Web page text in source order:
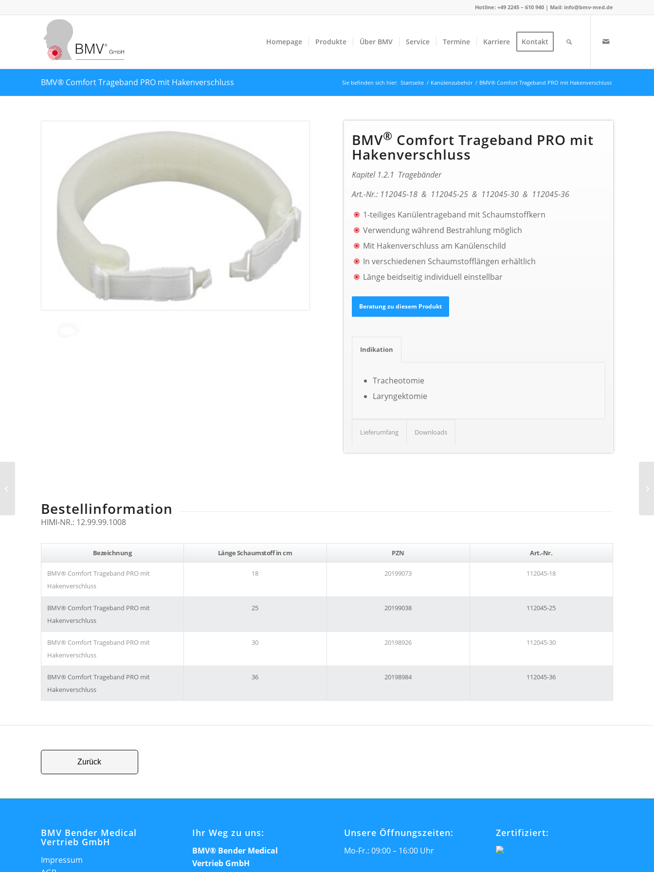
Hotline: +49 2245 – 610 940 | Mail: info@bmv-med.de
Homepage Produkte Über BMV Service Termine Karriere Kontakt
BMV® Comfort Trageband PRO mit Hakenverschluss Sie befinden sich hier: Startseite / Kanülenzubehör / BMV® Comfort Trageband PRO mit Hakenverschluss
BMV® Comfort Trageband PRO mit
Hakenverschluss
Kapitel 1.2.1 Tragebänder
Art.-Nr.: 112045-18 & 112045-25 & 112045-30 & 112045-36
1-teiliges Kanülentrageband mit Schaumstoffkern
Verwendung während Bestrahlung möglich
Mit Hakenverschluss am Kanülenschild
In verschiedenen Schaumstofflängen erhältlich
Länge beidseitig individuell einstellbar
Indikation
Tracheotomie
Laryngektomie
Lieferumfang Downloads
Bestellinformation
HIMI-NR.: 12.99.99.1008
Bezeichnung Länge Schaumstoff in cm PZN Art.-Nr.
BMV® Comfort Trageband PRO mit
Hakenverschluss
18 20199073 112045-18
BMV® Comfort Trageband PRO mit
Hakenverschluss
25 20199038 112045-25
BMV® Comfort Trageband PRO mit
Hakenverschluss
30 20198926 112045-30
BMV® Comfort Trageband PRO mit
Hakenverschluss
36 20198984 112045-36
Zurück
BMV Bender Medical
Vertrieb GmbH
Impressum
Ihr Weg zu uns:
BMV® Bender Medical
Vertrieb GmbH
Unsere Öffnungszeiten:
Mo-Fr.: 09:00 – 16:00 Uhr
Zertifiziert: